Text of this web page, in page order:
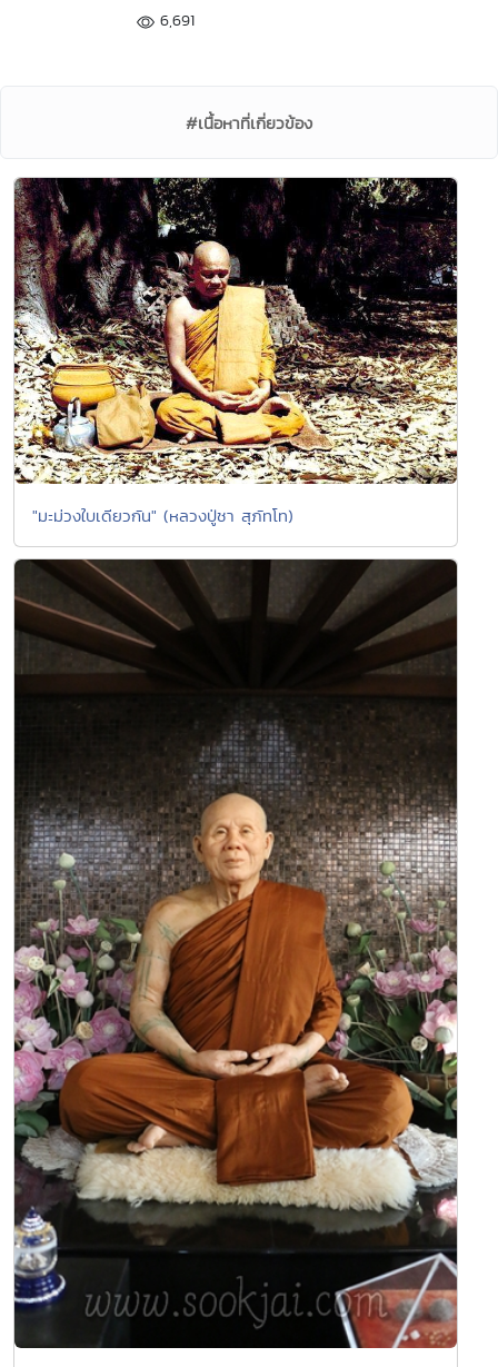
6,691
#เนื้อหาที่เกี่ยวข้อง
"มะม่วงใบเดียวกัน" (หลวงปู่ชา สุภัทโท)